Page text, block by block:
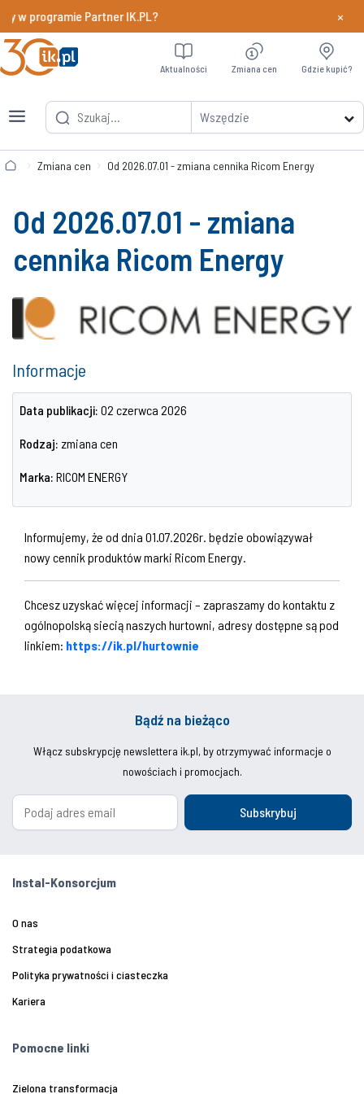
w programie Partner IK.PL? Dowiedz
×
Wszędzie
Aktualności Zmiana cen Gdzie kupić?
Zmiana cen Od 2026.07.01 - zmiana cennika Ricom Energy
Od 2026.07.01 - zmiana
cennika Ricom Energy
Informacje
Data publikacji: 02 czerwca 2026
Rodzaj: zmiana cen
Marka: RICOM ENERGY
Informujemy, że od dnia 01.07.2026r. będzie obowiązywał
nowy cennik produktów marki Ricom Energy.
Chcesz uzyskać więcej informacji – zapraszamy do kontaktu z
ogólnopolską siecią naszych hurtowni, adresy dostępne są pod
linkiem: https://ik.pl/hurtownie
Bądź na bieżąco
Włącz subskrypcję newslettera ik.pl, by otrzymywać informacje o
nowościach i promocjach.
Subskrybuj
Instal-Konsorcjum
O nas
Strategia podatkowa
Polityka prywatności i ciasteczka
Kariera
Pomocne linki
Zielona transformacja